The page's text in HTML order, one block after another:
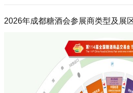
2026年成都糖酒会参展商类型及展